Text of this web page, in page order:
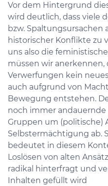
Vor dem Hintergrund
wird deutlich, dass viele
bzw. Spaltungsursachen
historischer Konflikte zu
uns also die
müssen wir anerkennen,
Verwerfungen kein
auch aufgrund von
Bewegung entstehen.
noch immer
Gruppen um (politische)
Selbstermächtigung ab.
bedeutet in diesem
Loslösen von alten
radikal hinterfragt und
Inhalten gefüllt wird